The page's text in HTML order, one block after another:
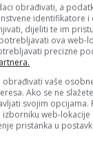
obrađivati, a
identifikatore
dijeliti te im
ova web-
precizne
vaše
Ako se ne
svojim opcijama.
izborniku web-lokacije
pristanka u